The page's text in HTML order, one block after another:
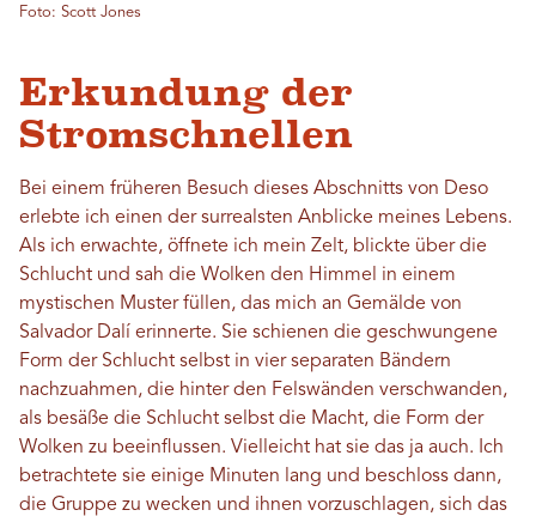
Foto: Scott Jones
Erkundung der
Stromschnellen
Bei einem früheren Besuch dieses Abschnitts von Deso
erlebte ich einen der surrealsten Anblicke meines Lebens.
Als ich erwachte, öffnete ich mein Zelt, blickte über die
Schlucht und sah die Wolken den Himmel in einem
mystischen Muster füllen, das mich an Gemälde von
Salvador Dalí erinnerte. Sie schienen die geschwungene
Form der Schlucht selbst in vier separaten Bändern
nachzuahmen, die hinter den Felswänden verschwanden,
als besäße die Schlucht selbst die Macht, die Form der
Wolken zu beeinflussen. Vielleicht hat sie das ja auch. Ich
betrachtete sie einige Minuten lang und beschloss dann,
die Gruppe zu wecken und ihnen vorzuschlagen, sich das